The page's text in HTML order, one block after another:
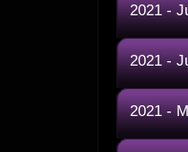
2021 -
2021 -
2021 -